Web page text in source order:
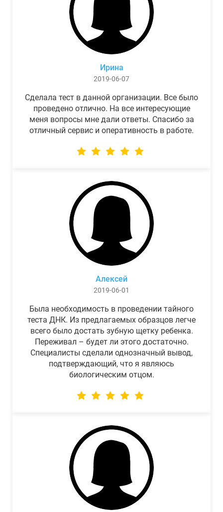
Ирина
2019-06-07
Сделала тест в данной организации. Все было
проведено отлично. На все интересующие
меня вопросы мне дали ответы. Спасибо за
отличный сервис и оперативность в работе.
Алексей
2019-06-01
Была необходимость в проведении тайного
теста ДНК. Из предлагаемых образцов легче
всего было достать зубную щетку ребенка.
Переживал – будет ли этого достаточно.
Специалисты сделали однозначный вывод,
подтверждающий, что я являюсь
биологическим отцом.